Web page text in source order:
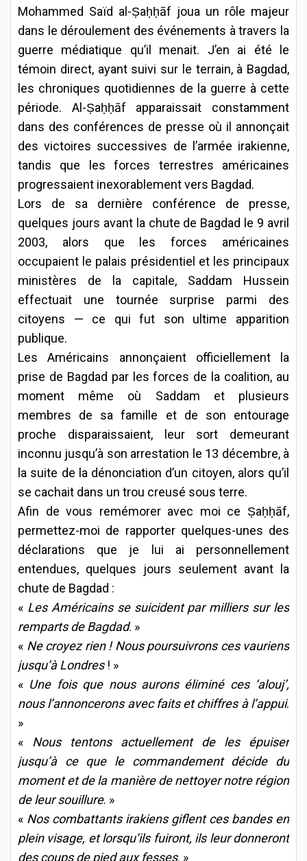
Mohammed Saïd al-Ṣaḥḥāf joua un rôle majeur
dans le déroulement des événements à travers la
guerre médiatique qu’il menait. J’en ai été le
témoin direct, ayant suivi sur le terrain, à Bagdad,
les chroniques quotidiennes de la guerre à cette
période. Al-Ṣaḥḥāf apparaissait constamment
dans des conférences de presse où il annonçait
des victoires successives de l’armée irakienne,
tandis que les forces terrestres américaines
progressaient inexorablement vers Bagdad.
Lors de sa dernière conférence de presse,
quelques jours avant la chute de Bagdad le 9 avril
2003, alors que les forces américaines
occupaient le palais présidentiel et les principaux
ministères de la capitale, Saddam Hussein
effectuait une tournée surprise parmi des
citoyens — ce qui fut son ultime apparition
publique.
Les Américains annonçaient officiellement la
prise de Bagdad par les forces de la coalition, au
moment même où Saddam et plusieurs
membres de sa famille et de son entourage
proche disparaissaient, leur sort demeurant
inconnu jusqu’à son arrestation le 13 décembre, à
la suite de la dénonciation d’un citoyen, alors qu’il
se cachait dans un trou creusé sous terre.
Afin de vous remémorer avec moi ce Ṣaḥḥāf,
permettez-moi de rapporter quelques-unes des
déclarations que je lui ai personnellement
entendues, quelques jours seulement avant la
chute de Bagdad :
« Les Américains se suicident par milliers sur les
remparts de Bagdad. »
« Ne croyez rien ! Nous poursuivrons ces vauriens
jusqu’à Londres! »
« Une fois que nous aurons éliminé ces ‘alouj’,
nous l’annoncerons avec faits et chiffres à l’appui.
»
« Nous tentons actuellement de les épuiser
jusqu’à ce que le commandement décide du
moment et de la manière de nettoyer notre région
de leur souillure. »
« Nos combattants irakiens giflent ces bandes en
plein visage, et lorsqu’ils fuiront, ils leur donneront
des coups de pied aux fesses. »